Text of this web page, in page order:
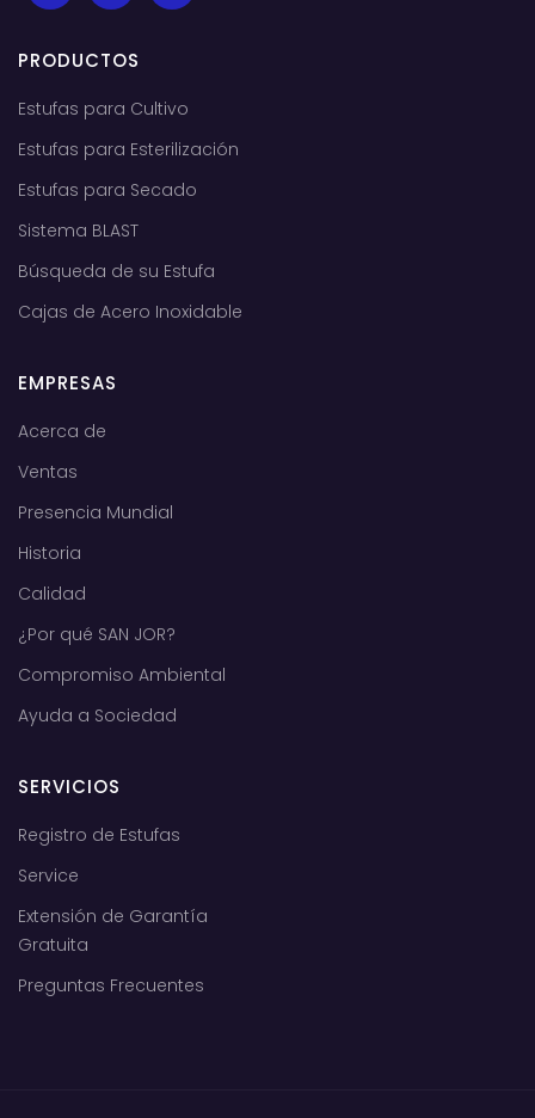
PRODUCTOS
Estufas para Cultivo
Estufas para Esterilización
Estufas para Secado
Sistema BLAST
Búsqueda de su Estufa
Cajas de Acero Inoxidable
EMPRESAS
Acerca de
Ventas
Presencia Mundial
Historia
Calidad
¿Por qué SAN JOR?
Compromiso Ambiental
Ayuda a Sociedad
SERVICIOS
Registro de Estufas
Service
Extensión de Garantía
Gratuita
Preguntas Frecuentes